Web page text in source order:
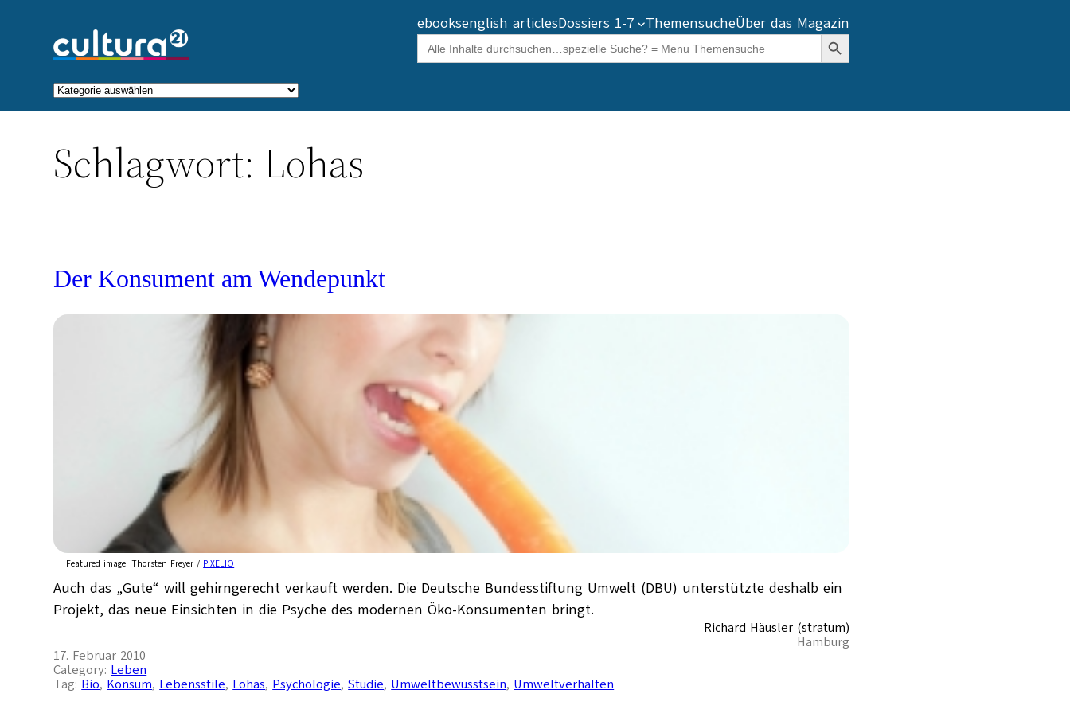
springen
ebooksenglish articlesDossiers 1-7 ThemensucheÜber das Magazin
Search
for:
Search Button
Kategorien
Schlagwort: Lohas
Der Konsument am Wendepunkt
Featured image:Thorsten Freyer / PIXELIO
Auch das „Gute“ will gehirngerecht verkauft werden. Die Deutsche Bundesstiftung Umwelt (DBU) unterstützte deshalb ein
Projekt, das neue Einsichten in die Psyche des modernen Öko-Konsumenten bringt.
Richard Häusler (stratum)
Hamburg
17. Februar 2010
Category: Leben
Tag: Bio, Konsum, Lebensstile, Lohas, Psychologie, Studie, Umweltbewusstsein, Umweltverhalten